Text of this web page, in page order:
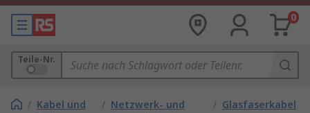
0
Teile-Nr.
/ Kabel und
/ Netzwerk- und
/ Glasfaserkabel